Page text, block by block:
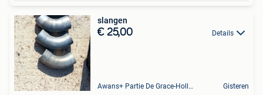
slangen
€ 25,00 Details
Awans+ Partie De Grace-Hollogne Gisteren